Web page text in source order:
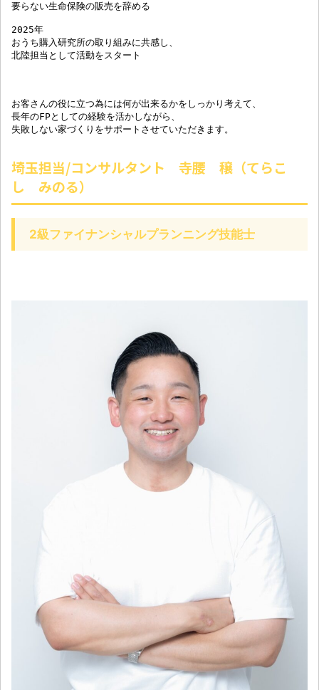
要らない生命保険の販売を辞める
2025年
おうち購入研究所の取り組みに共感し、
北陸担当として活動をスタート
お客さんの役に立つ為には何が出来るかをしっかり考えて、
長年のFPとしての経験を活かしながら、
失敗しない家づくりをサポートさせていただきます。
埼玉担当/コンサルタント 寺腰 穣（てらこ
し みのる）
2級ファイナンシャルプランニング技能士